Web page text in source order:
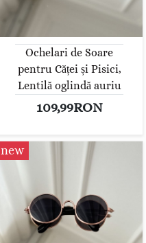
Ochelari de Soare
pentru Căței și Pisici,
Lentilă oglindă auriu
109,99RON
new